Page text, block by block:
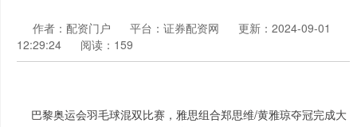
作者：配资门户 平台：证券配资网
更新：2024-09-01
12:29:24
阅读：159
巴黎奥运会羽毛球混双比赛，雅思组合郑思维/黄雅琼夺冠完成大